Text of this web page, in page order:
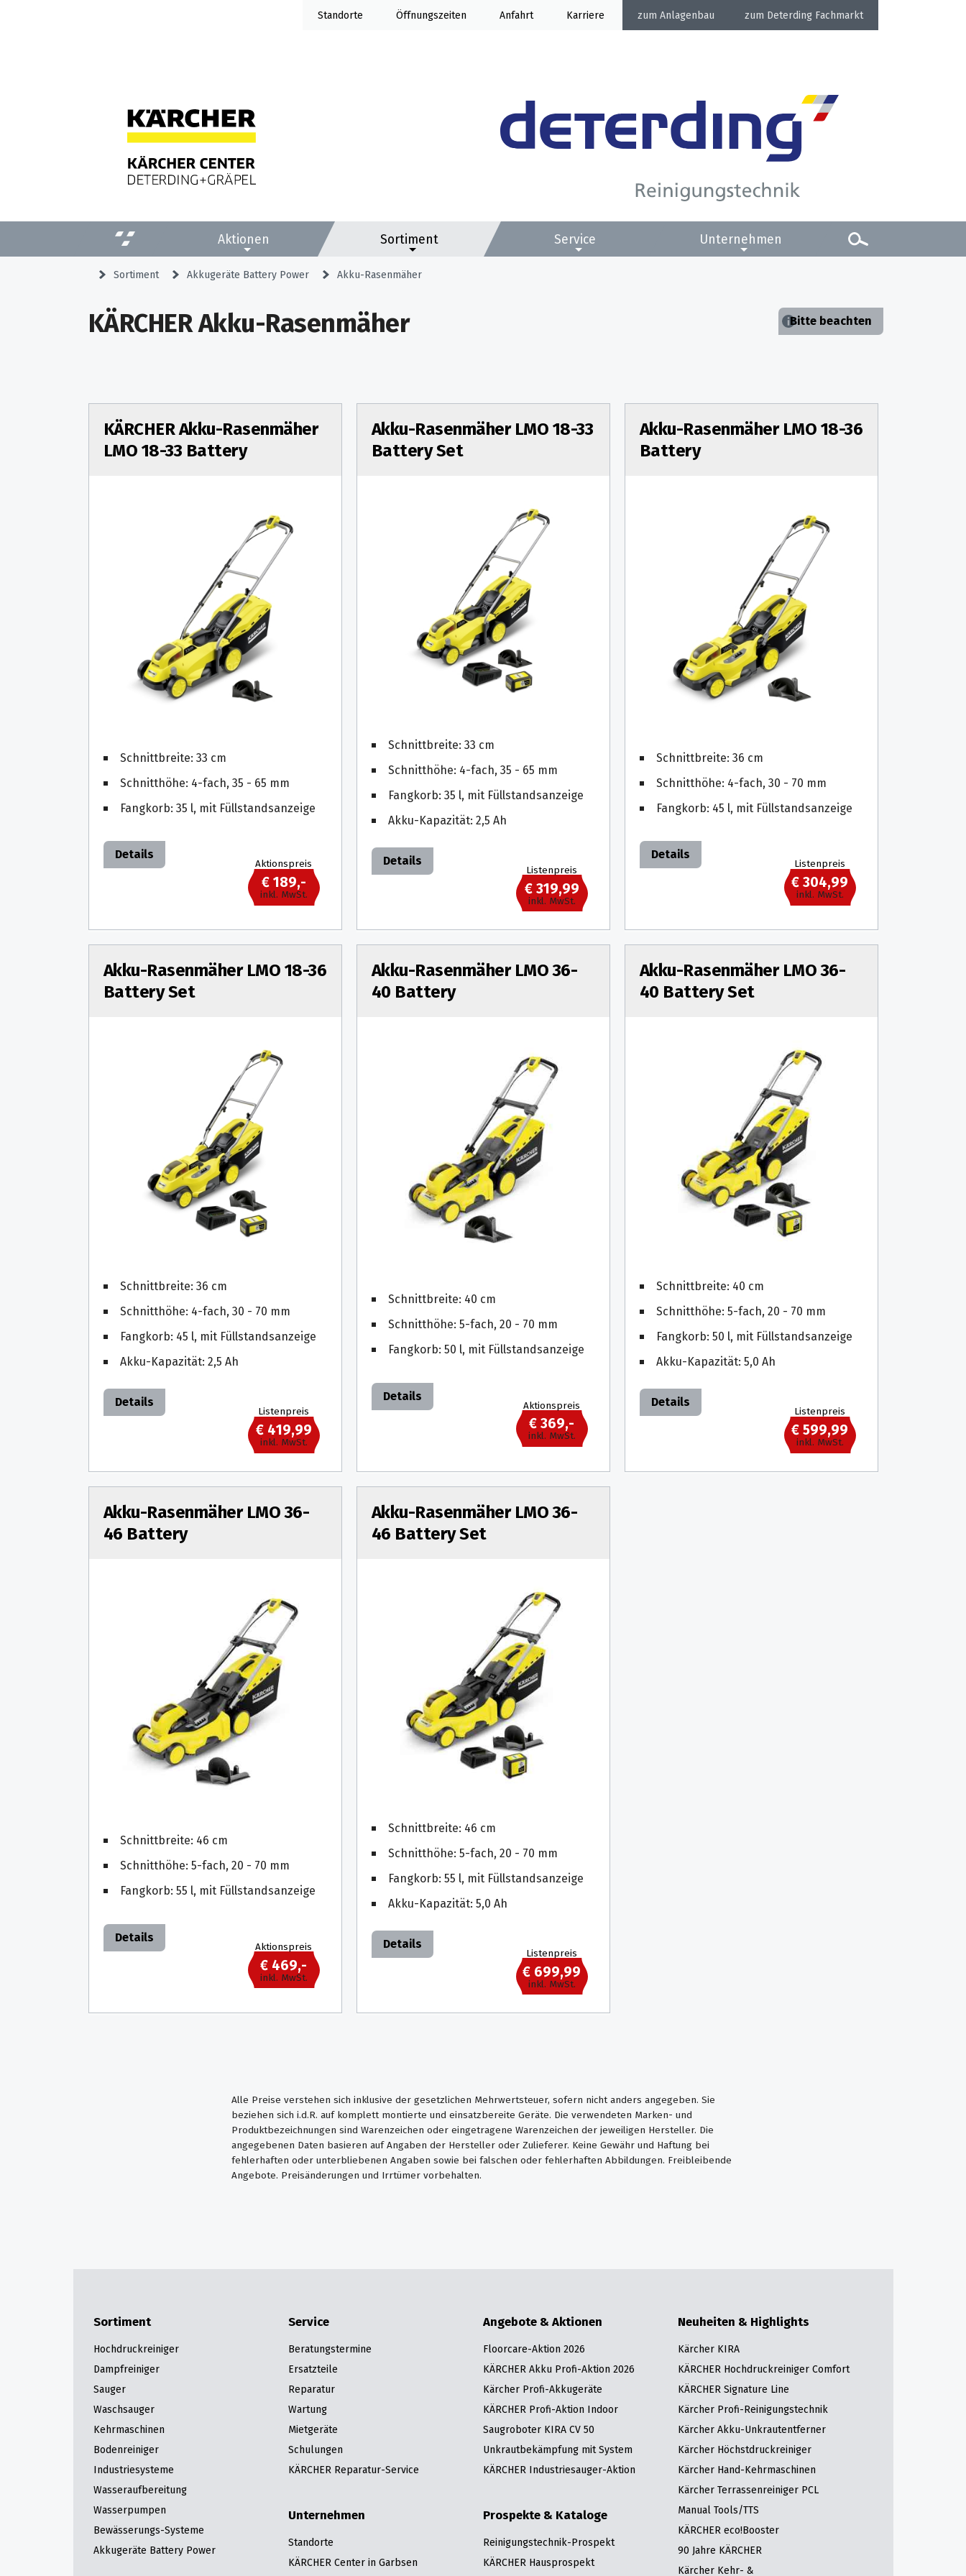
Standorte Öffnung Anfahrt Karriere Anlagenbau Deterding Fachmarkt
Aktionen Sortiment Service Unternehmen
Sortiment Akkugeräte Battery Power Akku-Rasenmäher
Bitte beachten
KÄRCHER Akku-Rasenmäher
KÄRCHER Akku-Rasenmäher
LMO 18-33 Battery
Schnittbreite: 33 cm
Schnitthöhe: 4-fach, 35 - 65 mm
Fangkorb: 35 l, mit Füllstandsanzeige
Details
Aktionspreis
€ 189,-
inkl. MwSt.
Akku-Rasenmäher LMO 18-33
Battery Set
Schnittbreite: 33 cm
Schnitthöhe: 4-fach, 35 - 65 mm
Fangkorb: 35 l, mit Füllstandsanzeige
Akku-Kapazität: 2,5 Ah
Details
Listenpreis
€ 319,99
inkl. MwSt.
Akku-Rasenmäher LMO 18-36
Battery
Schnittbreite: 36 cm
Schnitthöhe: 4-fach, 30 - 70 mm
Fangkorb: 45 l, mit Füllstandsanzeige
Details
Listenpreis
€ 304,99
inkl. MwSt.
Akku-Rasenmäher LMO 18-36
Battery Set
Schnittbreite: 36 cm
Schnitthöhe: 4-fach, 30 - 70 mm
Fangkorb: 45 l, mit Füllstandsanzeige
Akku-Kapazität: 2,5 Ah
Details
Listenpreis
€ 419,99
inkl. MwSt.
Akku-Rasenmäher LMO 36-
40 Battery
Schnittbreite: 40 cm
Schnitthöhe: 5-fach, 20 - 70 mm
Fangkorb: 50 l, mit Füllstandsanzeige
Details
Aktionspreis
€ 369,-
inkl. MwSt.
Akku-Rasenmäher LMO 36-
40 Battery Set
Schnittbreite: 40 cm
Schnitthöhe: 5-fach, 20 - 70 mm
Fangkorb: 50 l, mit Füllstandsanzeige
Akku-Kapazität: 5,0 Ah
Details
Listenpreis
€ 599,99
inkl. MwSt.
Akku-Rasenmäher LMO 36-
46 Battery
Schnittbreite: 46 cm
Schnitthöhe: 5-fach, 20 - 70 mm
Fangkorb: 55 l, mit Füllstandsanzeige
Details
Aktionspreis
€ 469,-
inkl. MwSt.
Akku-Rasenmäher LMO 36-
46 Battery Set
Schnittbreite: 46 cm
Schnitthöhe: 5-fach, 20 - 70 mm
Fangkorb: 55 l, mit Füllstandsanzeige
Akku-Kapazität: 5,0 Ah
Details
Listenpreis
€ 699,99
inkl. MwSt.
Alle Preise verstehen sich inklusive der gesetzlichen Mehrwertsteuer, sofern nicht anders angegeben. Sie
beziehen sich i.d.R. auf komplett montierte und einsatzbereite Geräte. Die verwendeten Marken- und
Produktbezeichnungen sind Warenzeichen oder eingetragene Warenzeichen der jeweiligen Hersteller. Die
angegebenen Daten basieren auf Angaben der Hersteller oder Zulieferer. Keine Gewähr und Haftung bei
fehlerhaften oder unterbliebenen Angaben sowie bei falschen oder fehlerhaften Abbildungen. Freibleibende
Angebote. Preisänderungen und Irrtümer vorbehalten.
Sortiment
Hochdruckreiniger
Dampfreiniger
Sauger
Waschsauger
Kehrmaschinen
Bodenreiniger
Industriesysteme
Wasseraufbereitung
Wasserpumpen
Bewässerungs-Systeme
Akkugeräte Battery Power
Service
Beratungstermine
Ersatzteile
Reparatur
Wartung
Mietgeräte
Schulungen
KÄRCHER Reparatur-Service
Unternehmen
Standorte
KÄRCHER Center in Garbsen
Angebote & Aktionen
Floorcare-Aktion 2026
KÄRCHER Akku Profi-Aktion 2026
Kärcher Profi-Akkugeräte
KÄRCHER Profi-Aktion Indoor
Saugroboter KIRA CV 50
Unkrautbekämpfung mit System
KÄRCHER Industriesauger-Aktion
Prospekte & Kataloge
Reinigungstechnik-Prospekt
KÄRCHER Hausprospekt
Neuheiten & Highlights
Kärcher KIRA
KÄRCHER Hochdruckreiniger Comfort
KÄRCHER Signature Line
Kärcher Profi-Reinigungstechnik
Kärcher Akku-Unkrautentferner
Kärcher Höchstdruckreiniger
Kärcher Hand-Kehrmaschinen
Kärcher Terrassenreiniger PCL
Manual Tools/TTS
KÄRCHER eco!Booster
90 Jahre KÄRCHER
Kärcher Kehr- &